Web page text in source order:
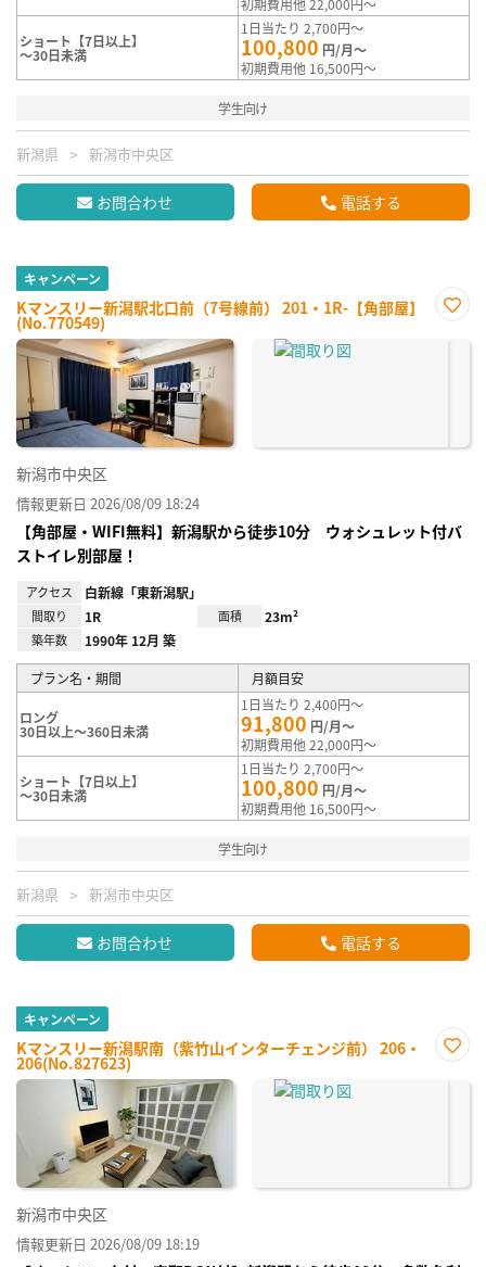
ショート【7日以上】
～30日未満
1日当たり 2,700円～
100,800 円/月～
初期費用他 16,500円～
学生向け
新潟県 新潟市中央区
お問合わせ 電話する
キャンペーン
Kマンスリー新潟駅北口前（7号線前） 201・1R-【角部屋】
(No.770549)
に入
新潟市中央区
情報更新日 2026/08/09 18:24
【角部屋・WIFI無料】新潟駅から徒歩10分 ウォシュレット付バ
ストイレ別部屋！
アクセス 白新線「東新潟駅」
間取り 1R 面積 23m²
築年数 1990年 12月 築
プラン名・期間 月額目安
ロング
30日以上～360日未満
1日当たり 2,400円～
91,800 円/月～
初期費用他 22,000円～
ショート【7日以上】
～30日未満
1日当たり 2,700円～
100,800 円/月～
初期費用他 16,500円～
学生向け
新潟県 新潟市中央区
お問合わせ 電話する
キャンペーン
Kマンスリー新潟駅南（紫竹山インターチェンジ前） 206・
206(No.827623)
に入
新潟市中央区
情報更新日 2026/08/09 18:19